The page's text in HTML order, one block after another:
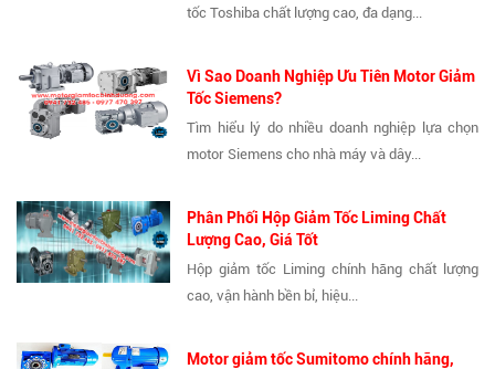
tốc Toshiba chất lượng cao, đa dạng...
Vì Sao Doanh Nghiệp Ưu Tiên Motor Giảm
Tốc Siemens?
Tìm hiểu lý do nhiều doanh nghiệp lựa chọn
motor Siemens cho nhà máy và dây...
Phân Phối Hộp Giảm Tốc Liming Chất
Lượng Cao, Giá Tốt
Hộp giảm tốc Liming chính hãng chất lượng
cao, vận hành bền bỉ, hiệu...
Motor giảm tốc Sumitomo chính hãng,